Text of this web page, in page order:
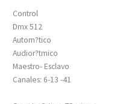
Control
Dmx 512
Autom?tico
Audior?tmico
Maestro- Esclavo
Canales: 6-13 -41